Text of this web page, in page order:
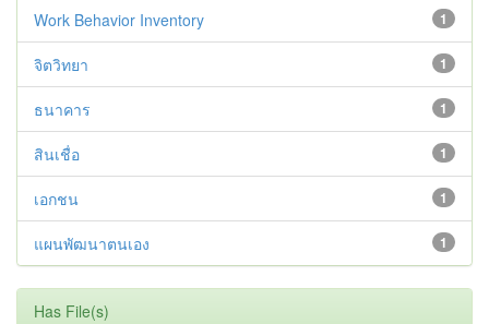
1
Work Behavior Inventory
1
จิตวิทยา
1
ธนาคาร
1
สินเชื่อ
1
เอกชน
1
แผนพัฒนาตนเอง
Has File(s)